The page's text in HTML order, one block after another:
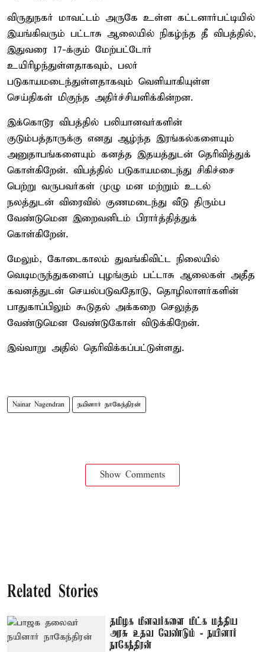
விருதுநகர் மாவட்டம் அருகே உள்ள கட்டனார்பட்டியில்
இயங்கிவரும் பட்டாசு ஆலையில் நிகழ்ந்த தீ விபத்தில்,
இதுவரை 17-க்கும் மேற்பட்டோர்
உயிரிழந்துள்ளதாகவும், பலர்
படுகாயமடைந்துள்ளதாகவும் வெளியாகியுள்ள
செய்திகள் மிகுந்த அதிர்ச்சியளிக்கின்றன.
இக்கொடூர விபத்தில் பலியானவர்களின்
குடும்பத்தாருக்கு எனது ஆழ்ந்த இரங்கல்களையும்
அனுதாபங்களையும் கனத்த இதயத்துடன் தெரிவித்துக்
கொள்கிறேன். விபத்தில் படுகாயமடைந்து சிகிச்சை
பெற்று வருபவர்கள் முழு மன மற்றும் உடல்
நலத்துடன் விரைவில் குணமடைந்து வீடு திரும்ப
வேண்டுமென இறைவனிடம் பிரார்த்தித்துக்
கொள்கிறேன்.
மேலும், கோடைகாலம் துவங்கிவிட்ட நிலையில்
வெடிமருந்துகளைப் புழங்கும் பட்டாசு ஆலைகள் அதீத
கவனத்துடன் செயல்படுவதோடு, தொழிலாளர்களின்
பாதுகாப்பிலும் கூடுதல் அக்கறை செலுத்த
வேண்டுமென வேண்டுகோள் விடுக்கிறேன்.
இவ்வாறு அதில் தெரிவிக்கப்பட்டுள்ளது.
Nainar Nagendran நயினார் நாகேந்திரன்
Show Comments
Related Stories
தமிழக மீனவர்களை மீட்க மத்திய
அரசு உதவ வேண்டும் - நயினார்
நாகேந்திரன்